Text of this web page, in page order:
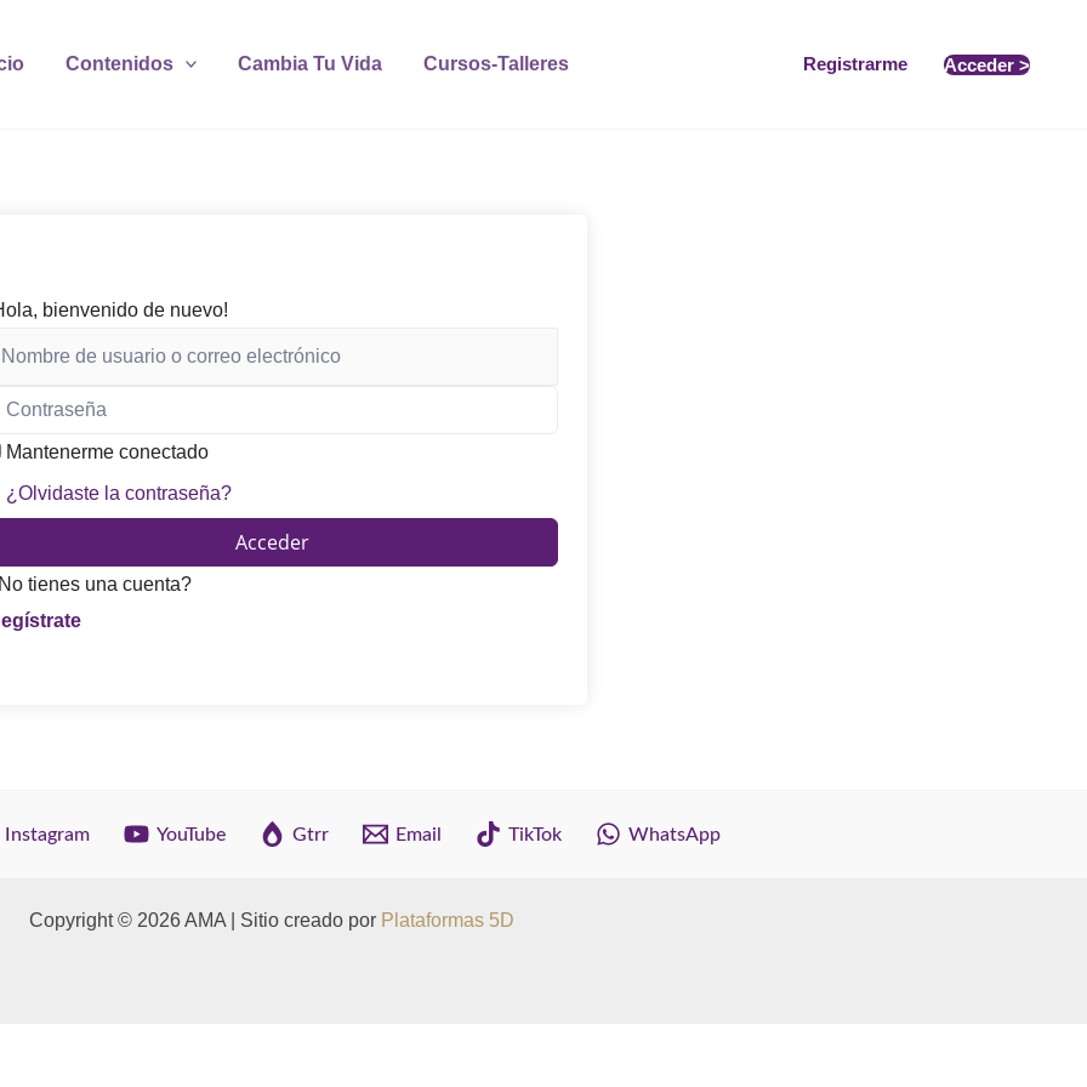
Contenidos Cambia Tu Vida Cursos-Talleres Registrarme Acceder >
bienvenido de nuevo!
Mantenerme conectado
¿Olvidaste la contraseña?
Acceder
tienes una cuenta?
Instagram YouTube Gtrr Email TikTok WhatsApp
Copyright © 2026 AMA | Sitio creado por Plataformas 5D